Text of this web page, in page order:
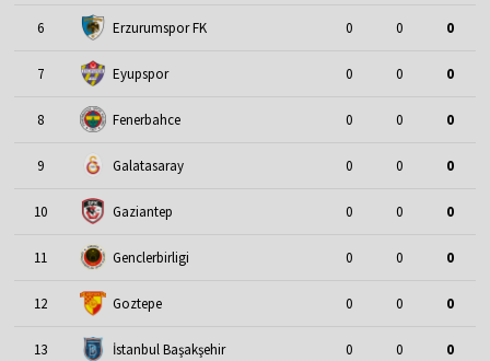
6 Erzurumspor FK 0 0 0
7 Eyupspor 0 0 0
8 Fenerbahce 0 0 0
9 Galatasaray 0 0 0
10 Gaziantep 0 0 0
11 Genclerbirligi 0 0 0
12 Goztepe 0 0 0
13 İstanbul Başakşehir 0 0 0